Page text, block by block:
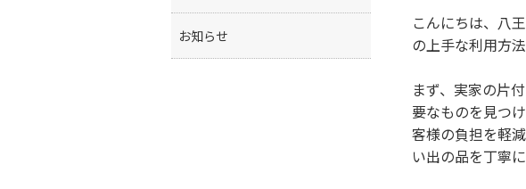
こんにちは、八
の上手な利用方
まず、実家の片
要なものを見つ
客様の負担を軽
い出の品を丁寧
お知らせ